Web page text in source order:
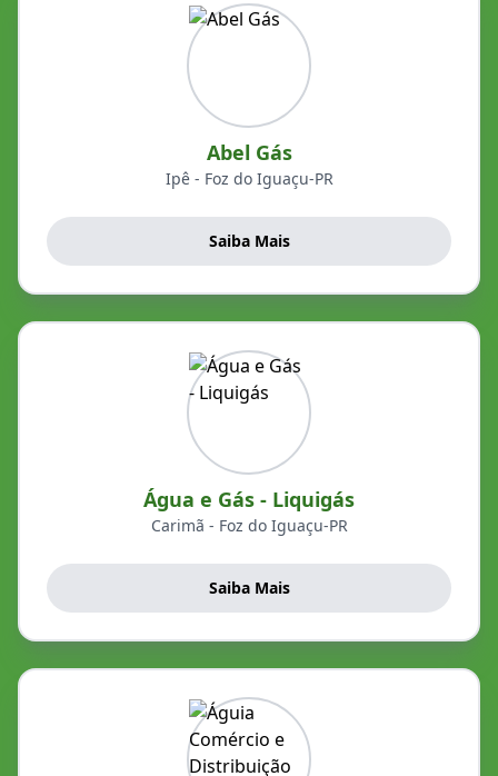
Abel Gás
Ipê - Foz do Iguaçu-PR
Saiba Mais
Água e Gás - Liquigás
Carimã - Foz do Iguaçu-PR
Saiba Mais